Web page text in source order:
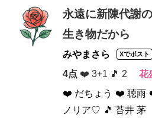
永遠に新陳代謝
生き物だから
みやまさら Xでポスト
4点 ❤️ 3+1 🎵 2
花
❤️ だちょう ❤️ 聴雨
ノリア♡ 🎵 苔井 茅